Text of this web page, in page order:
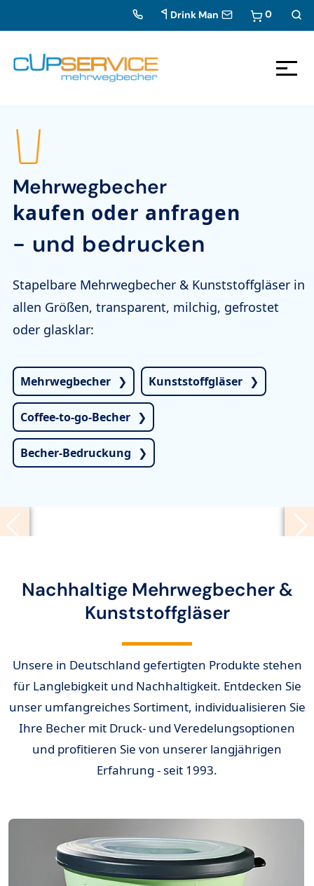
Zum Inhalt springen
Zur Navigation
Drink Man 0
Mehrwegbecher
kaufen oder anfragen
- und bedrucken
Stapelbare Mehrwegbecher & Kunststoffgläser in
allen Größen, transparent, milchig, gefrostet
oder glasklar:
Mehrwegbecher Kunststoffgläser
Coffee-to-go-Becher
Becher-Bedruckung
Nachhaltige Mehrwegbecher &
Kunststoffgläser
Unsere in Deutschland gefertigten Produkte stehen
für Langlebigkeit und Nachhaltigkeit. Entdecken Sie
unser umfangreiches Sortiment, individualisieren Sie
Ihre Becher mit Druck- und Veredelungsoptionen
und profitieren Sie von unserer langjährigen
Erfahrung - seit 1993.